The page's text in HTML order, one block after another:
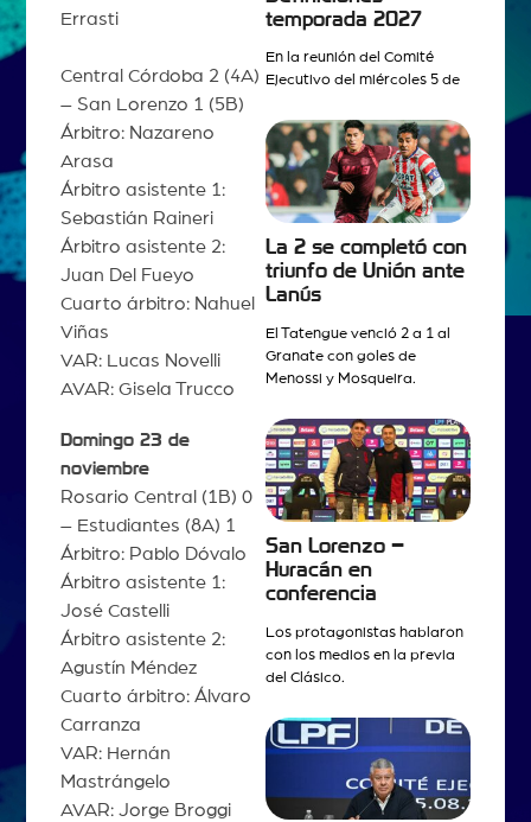
Errasti
Central Córdoba 2 (4A)
– San Lorenzo 1 (5B)
Árbitro: Nazareno
Arasa
Árbitro asistente 1:
Sebastián Raineri
Árbitro asistente 2:
Juan Del Fueyo
Cuarto árbitro: Nahuel
Viñas
VAR: Lucas Novelli
AVAR: Gisela Trucco
Domingo 23 de
noviembre
Rosario Central (1B) 0
– Estudiantes (8A) 1
Árbitro: Pablo Dóvalo
Árbitro asistente 1:
José Castelli
Árbitro asistente 2:
Agustín Méndez
Cuarto árbitro: Álvaro
Carranza
VAR: Hernán
Mastrángelo
AVAR: Jorge Broggi
temporada 2027
En la reunión del Comité
Ejecutivo del miércoles 5 de
La 2 se completó con
triunfo de Unión ante
Lanús
El Tatengue venció 2 a 1 al
Granate con goles de
Menossi y Mosqueira.
San Lorenzo –
Huracán en
conferencia
Los protagonistas hablaron
con los medios en la previa
del Clásico.